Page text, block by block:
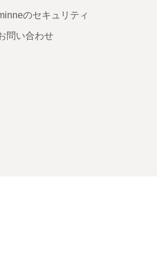
のセキュリティ
問い合わせ